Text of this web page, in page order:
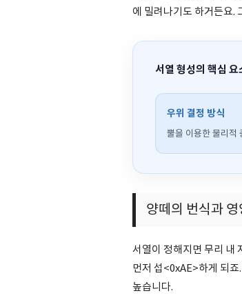
에 밀려나기도 하거든요.
서열 형성의 핵심 요
우위 결정 방식
뿔을 이용한 물리적
양떼의 번식과
서열이 정해지면 무리 내
먼저 섭<0xAE>하게 되죠
높습니다.